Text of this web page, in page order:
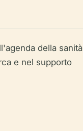
della sanità
e nel supporto